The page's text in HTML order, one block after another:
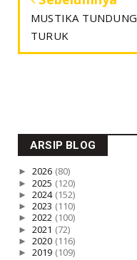
MUSTIKA TUNDUNG
TURUK
ARSIP BLOG
► 2026 (80)
► 2025 (120)
► 2024 (152)
► 2023 (110)
► 2022 (100)
► 2021 (72)
► 2020 (116)
► 2019 (109)